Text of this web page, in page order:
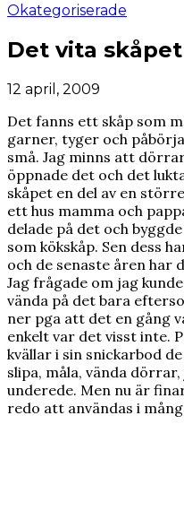
Okategoriserade
Det vita skåpet
12 april, 2009
Det fanns ett skåp som
garner, tyger och
små. Jag minns att
öppnade det och det
skåpet en del av en
ett hus mamma och
delade på det och
som kökskåp. Sen dess
och de senaste åren har
Jag frågade om jag
vända på det bara
ner pga att det en gång
enkelt var det visst inte.
kvällar i sin snickarbod
slipa, måla, vända
underede. Men nu är
redo att användas i